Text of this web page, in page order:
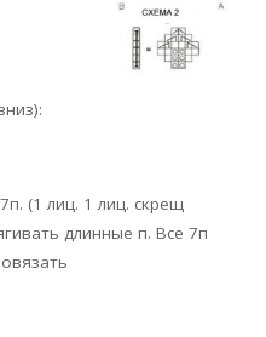
(1 лиц. 1 лиц. скрещ
длинные п. Все 7п